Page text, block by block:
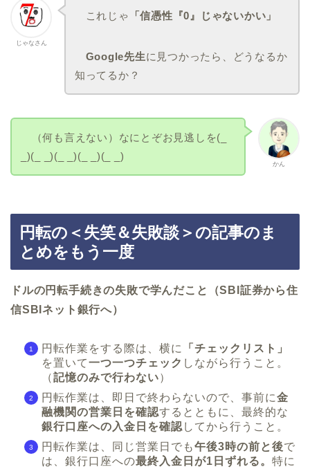
じゃなさん
これじゃ 「信憑性『0』じゃないかい」
Google先生に見つかったら、どうなるか
知ってるか？
かん
（何も言えない）なにとぞお見逃しを(_
_)(_ _)(_ _)(_ _)(_ _)
円転の＜失笑＆失敗談＞の記事のま
とめをもう一度
ドルの円転手続きの失敗で学んだこと（SBI証券から住
信SBIネット銀行へ）
円転作業をする際は、横に
「チェックリスト」
を置いて一つ一つチェック しながら行うこと。
（記憶のみで行わない）
円転作業は、即日で終わらないので、事前に金
融機関の営業日を確認するとともに、最終的な
銀行口座への入金日を確認 してから行うこと。
円転作業は、同じ営業日でも午後3時の前と後で
は、銀行口座への最終入金日が1日ずれる。 特に